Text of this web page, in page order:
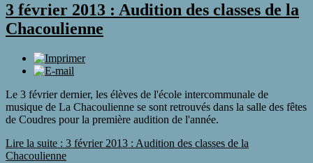
3 février 2013 : Audition des classes de la
Chacoulienne
Le 3 février dernier, les élèves de l'école intercommunale de
musique de La Chacoulienne se sont retrouvés dans la salle des fêtes
de Coudres pour la première audition de l'année.
Lire la suite : 3 février 2013 : Audition des classes de la
Chacoulienne